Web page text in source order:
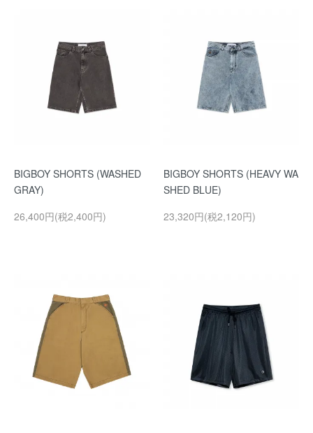
BIGBOY SHORTS (WASHED
GRAY)
26,400円(税2,400円)
BIGBOY SHORTS (HEAVY WA
SHED BLUE)
23,320円(税2,120円)